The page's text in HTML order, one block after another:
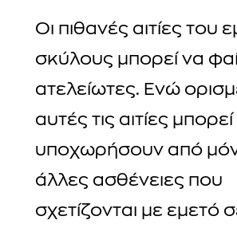
Οι πιθανές αιτίες του
σκύλους μπορεί να
ατελείωτες. Ενώ
αυτές τις αιτίες
υποχωρήσουν από
άλλες ασθένειες που
σχετίζονται με εμετό